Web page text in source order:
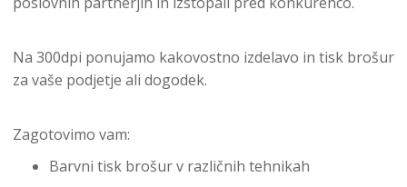
Na 300dpi ponujamo kakovostno izdelavo in tisk brošur
za vaše podjetje ali dogodek.
Zagotovimo vam:
Barvni tisk brošur v različnih tehnikah